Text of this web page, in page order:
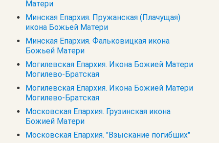
Матери
Минская Епархия. Пружанская (Плачущая)
икона Божьей Матери
Минская Епархия. Фальковицкая икона
Божьей Матери
Могилевская Епархия. Икона Божией Матери
Могилево-Братская
Могилевская Епархия. Икона Божией Матери
Могилево-Братская
Московская Епархия. Грузинская икона
Божией Матери
Московская Епархия. "Взыскание погибших"